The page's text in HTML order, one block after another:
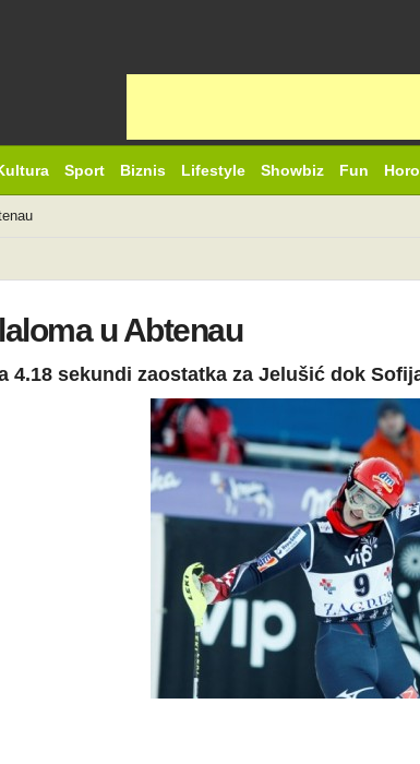
Sport Biznis Lifestyle Showbiz Fun
u Abtenau
4.18 sekundi zaostatka za Jelušić dok